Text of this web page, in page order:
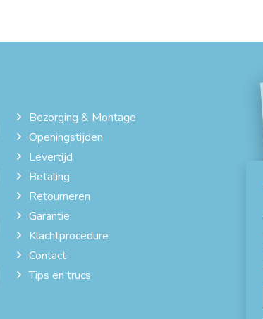
Bezorging & Montage
Openingstijden
Levertijd
Betaling
Retourneren
Garantie
Klachtprocedure
Contact
Tips en trucs